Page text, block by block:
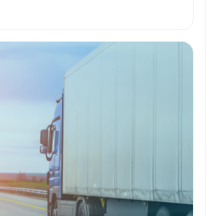
Votre nom
Votre e-mail
Numéro de téléphone